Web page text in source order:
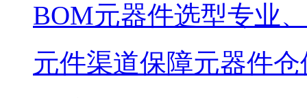
BOM元器件选型专业
元件渠道保障元器件仓